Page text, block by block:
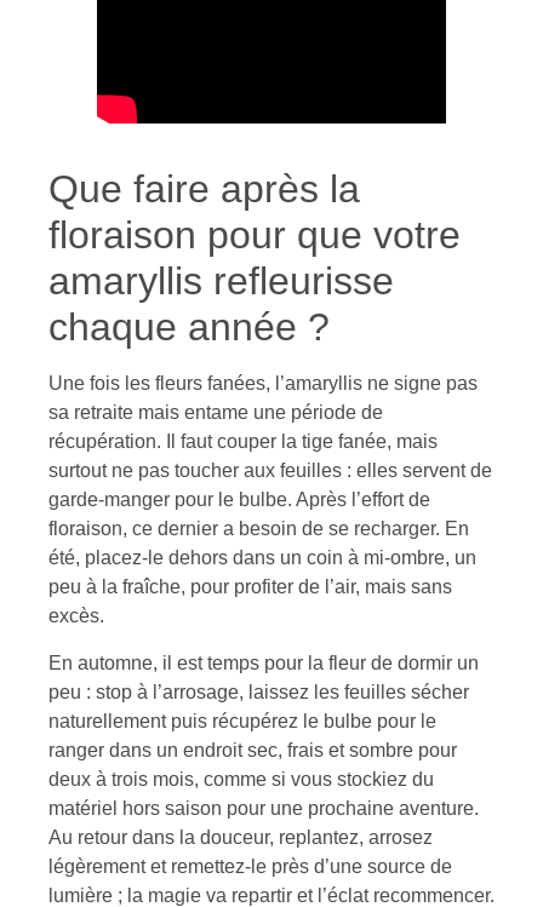
Que faire après la
floraison pour que votre
amaryllis refleurisse
chaque année ?
Une fois les fleurs fanées, l’amaryllis ne signe pas
sa retraite mais entame une période de
récupération. Il faut couper la tige fanée, mais
surtout ne pas toucher aux feuilles : elles servent de
garde-manger pour le bulbe. Après l’effort de
floraison, ce dernier a besoin de se recharger. En
été, placez-le dehors dans un coin à mi-ombre, un
peu à la fraîche, pour profiter de l’air, mais sans
excès.
En automne, il est temps pour la fleur de dormir un
peu : stop à l’arrosage, laissez les feuilles sécher
naturellement puis récupérez le bulbe pour le
ranger dans un endroit sec, frais et sombre pour
deux à trois mois, comme si vous stockiez du
matériel hors saison pour une prochaine aventure.
Au retour dans la douceur, replantez, arrosez
légèrement et remettez-le près d’une source de
lumière ; la magie va repartir et l’éclat recommencer.